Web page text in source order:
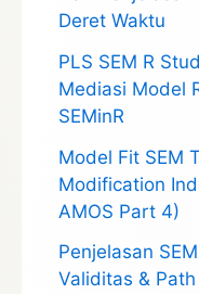
Deret Waktu
PLS SEM R
Mediasi Model
SEMinR
Model Fit SEM
Modification
AMOS Part 4)
Penjelasan
Validitas &